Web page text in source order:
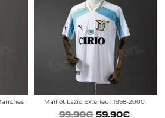
Maillot Lazio Exterieur 1998-2000
99.90€ 59.90€